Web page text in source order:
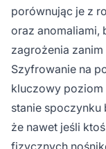
porównując je z
oraz anomaliami,
zagrożenia
Szyfrowanie na
kluczowy poziom
stanie spoczynku
że nawet jeśli